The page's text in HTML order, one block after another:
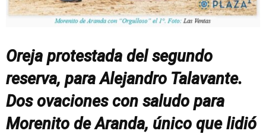
Oreja protestada del segundo
reserva, para Alejandro Talavante.
Dos ovaciones con saludo para
Morenito de Aranda, único que lidió